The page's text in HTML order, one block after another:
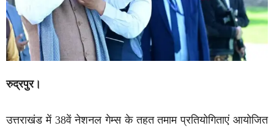
रुद्रपुर।
उत्तराखंड में 38वें नेशनल गेम्स के तहत तमाम प्रतियोगिताएं आयोजित